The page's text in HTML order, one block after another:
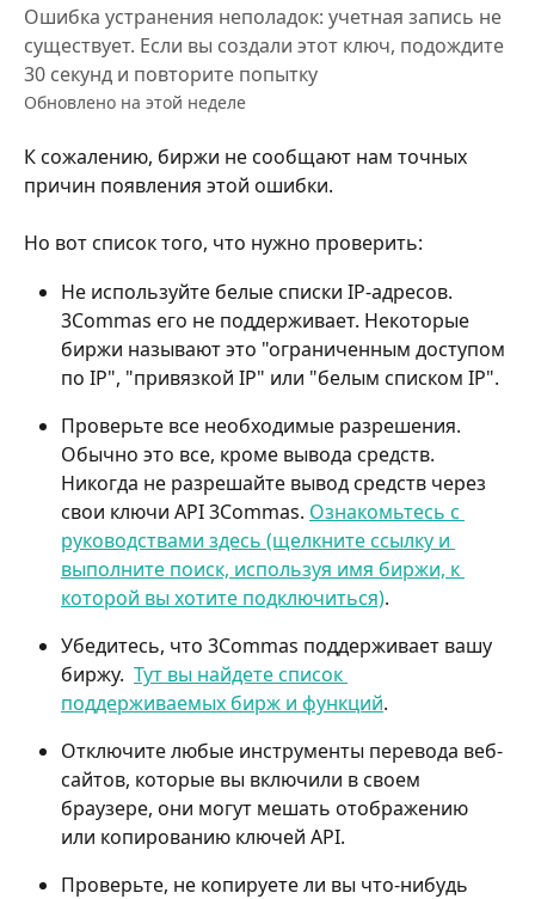
Ошибка устранения неполадок: учетная запись не
существует. Если вы создали этот ключ, подождите
30 секунд и повторите попытку
Обновлено на этой неделе
К сожалению, биржи не сообщают нам точных
причин появления этой ошибки.
Но вот список того, что нужно проверить:
Не используйте белые списки IP-адресов.
3Commas его не поддерживает. Некоторые
биржи называют это "ограниченным доступом
по IP", "привязкой IP" или "белым списком IP".
Проверьте все необходимые разрешения.
Обычно это все, кроме вывода средств.
Никогда не разрешайте вывод средств через
свои ключи API 3Commas. Ознакомьтесь с
руководствами здесь (щелкните ссылку и
выполните поиск, используя имя биржи, к
которой вы хотите подключиться).
Убедитесь, что 3Commas поддерживает вашу
биржу. Тут вы найдете список
поддерживаемых бирж и функций.
Отключите любые инструменты перевода веб-
сайтов, которые вы включили в своем
браузере, они могут мешать отображению
или копированию ключей API.
Проверьте, не копируете ли вы что-нибудь